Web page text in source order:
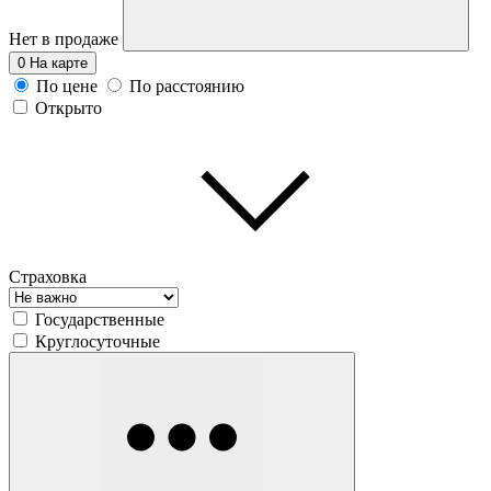
Нет в продаже
0 На карте
По цене
По расстоянию
Открыто
Страховка
Государственные
Круглосуточные